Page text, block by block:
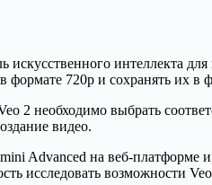
интеллекта
формате 720p и сохранять их
2 необходимо выбрать
видео.
Advanced на веб-
исследовать возможности